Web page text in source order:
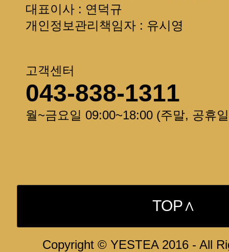
대표이사 : 연덕규
개인정보관리책임자 : 유시영
고객센터
043-838-1311
월~금요일 09:00~18:00 (주말, 공휴
TOP∧
Copyright © YESTEA 2016 - All